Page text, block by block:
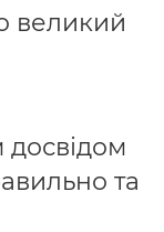
великий
та